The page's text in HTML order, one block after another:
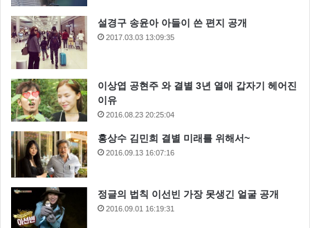
설경구 송윤아 아들이 쓴 편지 공개
2017.03.03 13:09:35
이상엽 공현주 와 결별 3년 열애 갑자기 헤어진
이유
2016.08.23 20:25:04
홍상수 김민희 결별 미래를 위해서~
2016.09.13 16:07:16
정글의 법칙 이선빈 가장 못생긴 얼굴 공개
2016.09.01 16:19:31